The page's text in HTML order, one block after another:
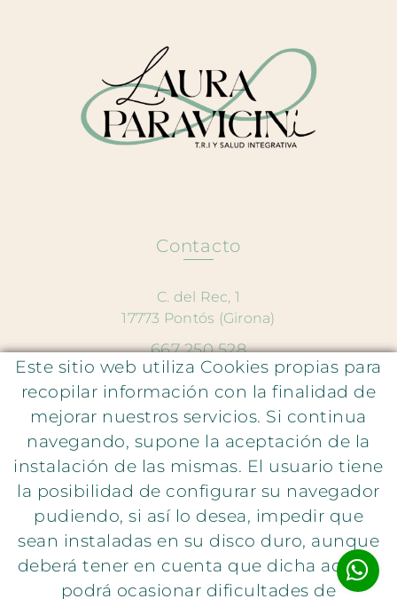
Atención al cliente
Política de privacidad
Política de cookies
Aviso legal
Contacto
C. del Rec, 1
17773 Pontós (Girona)
667 250 528
hola@lauraparavicini.com
Este sitio web utiliza Cookies propias para
recopilar información con la finalidad de
mejorar nuestros servicios. Si continua
navegando, supone la aceptación de la
instalación de las mismas. El usuario tiene
la posibilidad de configurar su navegador
pudiendo, si así lo desea, impedir que
sean instaladas en su disco duro, aunque
deberá tener en cuenta que dicha acción
podrá ocasionar dificultades de